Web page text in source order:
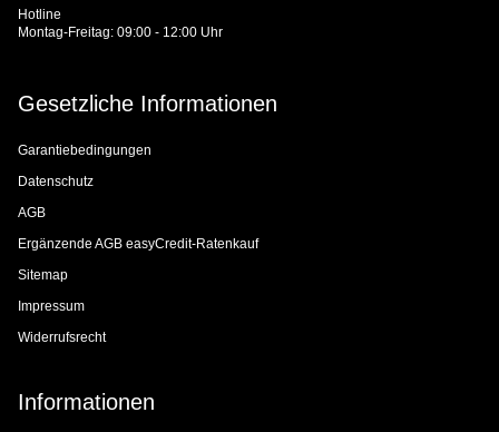
Hotline
Montag-Freitag: 09:00 - 12:00 Uhr
Gesetzliche Informationen
Garantiebedingungen
Datenschutz
AGB
Ergänzende AGB easyCredit-Ratenkauf
Sitemap
Impressum
Widerrufsrecht
Informationen